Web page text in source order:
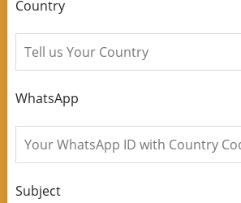
Country
WhatsApp
Subject